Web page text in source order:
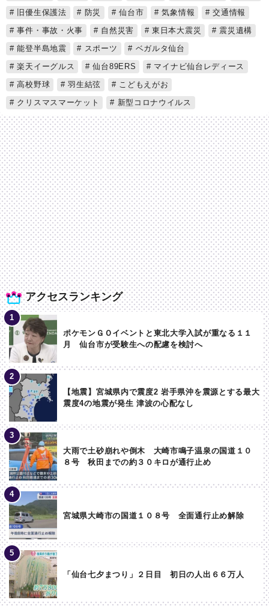
アクセスランキング
ポケモンＧＯイベントと東北大学入試が重なる１１
月 仙台市が受験生への配慮を検討へ
【地震】宮城県内で震度2 岩手県沖を震源とする最大
震度4の地震が発生 津波の心配なし
大雨で土砂崩れや倒木 大崎市鳴子温泉の国道１０
８号 秋田までの約３０キロが通行止め
宮城県大崎市の国道１０８号 全面通行止め解除
「仙台七夕まつり」２日目 初日の人出６６万人
旧優生保護法
防災 仙台市 気象情報
交通情報
事件・事故・火事
自然災害 東日本大震災
震災遺構
能登半島地震
スポーツ
ベガルタ仙台
楽天イーグルス
仙台89ERS
マイナビ仙台レディース
高校野球
羽生結弦
こどもえがお
クリスマスマーケット
新型コロナウイルス